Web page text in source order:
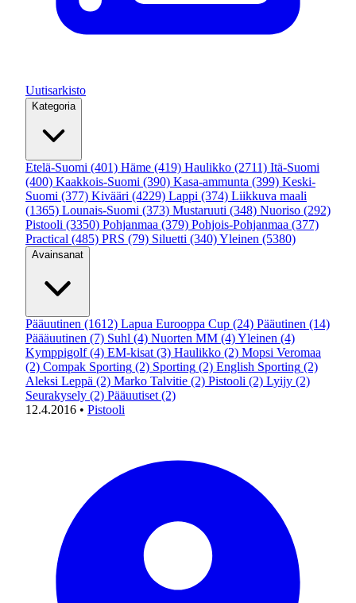
Uutisarkisto
Kategoria
Etelä-Suomi (401) Häme (419) Haulikko (2711) Itä-Suomi
(400) Kaakkois-Suomi (390) Kasa-ammunta (399) Keski-
Suomi (377) Kivääri (4229) Lappi (374) Liikkuva maali
(1365) Lounais-Suomi (373) Mustaruuti (348) Nuoriso (292)
Pistooli (3350) Pohjanmaa (379) Pohjois-Pohjanmaa (377)
Practical (485) PRS (79) Siluetti (340)Yleinen (5380)
Avainsanat
Pääuutinen (1612) Lapua Eurooppa Cup (24) Pääutinen (14)
Päääuutinen (7) Suhl (4) Nuorten MM (4)Yleinen (4)
Kymppigolf (4) EM-kisat (3) Haulikko (2) Mopsi Veromaa
(2) Compak Sporting (2) Sporting (2) English Sporting (2)
Aleksi Leppä (2) Marko Talvitie (2) Pistooli (2) Lyijy (2)
Seurakysely (2) Pääuutiset (2)
12.4.2016 • Pistooli